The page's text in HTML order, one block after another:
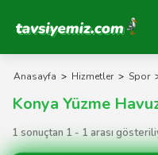
Tavsiyemiz Anasayfa
Anasayfa > Hizmetler > Spor
Konya Yüzme
1 sonuçtan 1 - 1 arası